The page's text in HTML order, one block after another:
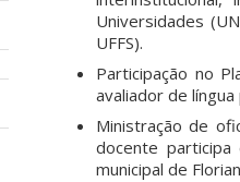
Universidades
UFFS).
Participação no
avaliador de
Ministração de
docente
municipal de